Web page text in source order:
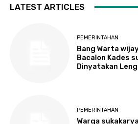
LATEST ARTICLES
PEMERINTAHAN
Bang Warta
Bacalon Kades
Dinyatakan
PEMERINTAHAN
Warga